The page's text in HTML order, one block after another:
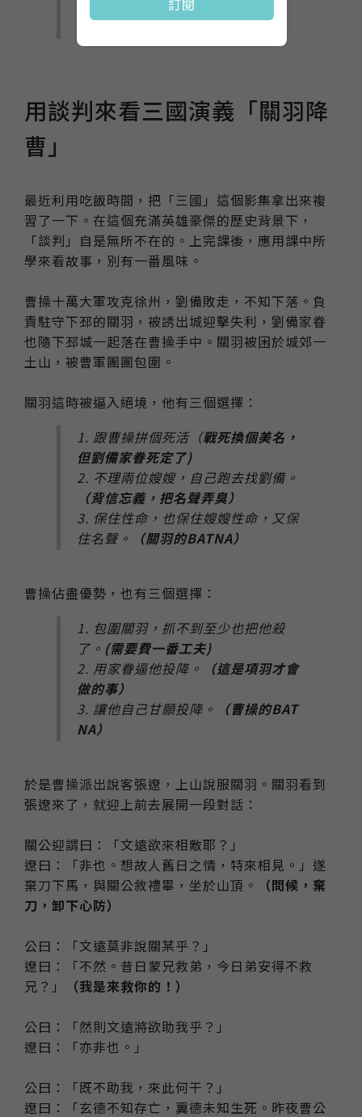
找出創造更多價值的方法，才是最
用談判來看三國演義「關羽降
曹」
最近利用吃飯時間，把「三國」這個影集拿出來複
習了一下。在這個充滿英雄豪傑的歷史背景下，
「談判」自是無所不在的。上完課後，應用課中所
學來看故事，別有一番風味。
曹操十萬大軍攻克徐州，劉備敗走，不知下落。負
責駐守下邳的關羽，被誘出城迎擊失利，劉備家眷
也隨下邳城一起落在曹操手中。關羽被困於城郊一
土山，被曹軍團團包圍。
關羽這時被逼入絕境，他有三個選擇：
1. 跟曹操拼個死活（戰死換個美名，
但劉備家眷死定了)
2. 不理兩位嫂嫂，自己跑去找劉備。
（背信忘義，把名聲弄臭）
3. 保住性命，也保住嫂嫂性命，又保
住名聲。
（關羽的BATNA）
曹操佔盡優勢，也有三個選擇：
1. 包圍關羽，抓不到至少也把他殺
了。 (需要費一番工夫)
2. 用家眷逼他投降。
（這是項羽才會
做的事）
3. 讓他自己甘願投降。
（曹操的BAT
NA）
於是曹操派出說客張遼，上山說服關羽。關羽看到
張遼來了，就迎上前去展開一段對話：
關公迎謂曰：「文遠欲來相敵耶？」
遼曰：「非也。想故人舊日之情，特來相見。」遂
棄刀下馬，與關公敘禮畢，坐於山頂。
（問候，棄
刀，卸下心防）
公曰：「文遠莫非說關某乎？」
遼曰：「不然。昔日蒙兄救弟，今日弟安得不救
兄？」
（我是來救你的！）
公曰：「然則文遠將欲助我乎？」
遼曰：「亦非也。」
公曰：「既不助我，來此何干？」
遼曰：「玄德不知存亡，翼德未知生死。昨夜曹公
訂閱